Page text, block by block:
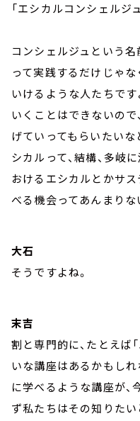
「エシカルコンシェルジ
コンシェルジュという
って実践するだけじゃ
いけるような人たちで
いくことはできないの
げていってもらいたいな
シカルって、結構、多岐
おけるエシカルとかサ
べる機会ってあんまりな
大石
そうですよね。
末吉
割と専門的に、たとえば
いな講座はあるかもし
に学べるような講座が、
ず私たちはその知りた